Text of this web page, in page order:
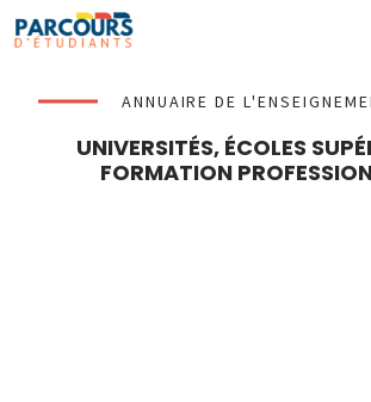
ANNUAIRE DE
UNIVERSITÉS, ÉCOLES
FORMATION